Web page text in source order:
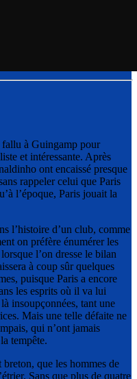
fallu à Guingamp pour
et intéressante. Après
ont encaissé presque
rappeler celui que Paris
l’époque, Paris jouait la
l’histoire d’un club, comme
on préfère énumérer les
l’on dresse le bilan
à coup sûr quelques
puisque Paris a encore
les esprits où il va lui
insoupçonnées, tant une
Mais une telle défaite ne
qui n’ont jamais
tempête.
que les hommes de
Sans que plus de quatre